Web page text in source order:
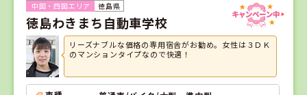
徳島県
徳島わきまち自動車学校
リーズナブルな価格の専用宿舎がお勧め。女性は３ＤＫ
のマンションタイプなので快適！